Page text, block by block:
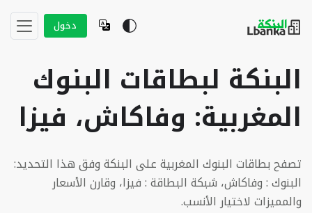
دخول
البنكة لبطاقات البنوك
المغربية: وفاكاش، فيزا
تصفح بطاقات البنوك المغربية على البنكة وفق هذا التحديد:
البنوك : وفاكاش، شبكة البطاقة : فيزا، وقارن الأسعار
والمميزات لاختيار الأنسب.